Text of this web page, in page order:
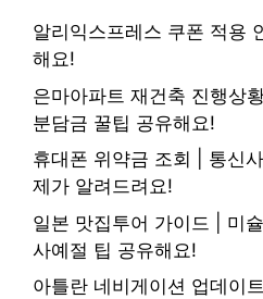
알리익스프레스 쿠폰 적용
해요!
은마아파트 재건축 진행상
분담금 꿀팁 공유해요!
휴대폰 위약금 조회 | 통신
제가 알려드려요!
일본 맛집투어 가이드 | 미
사예절 팁 공유해요!
아틀란 네비게이션 업데이